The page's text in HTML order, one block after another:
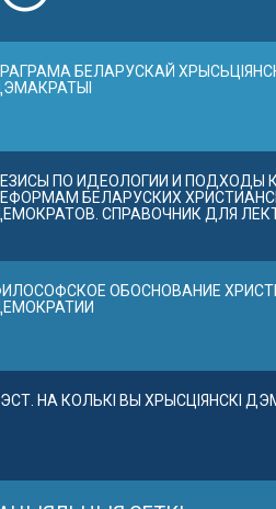
БЕЛАРУСКАЙ
ПО ИДЕОЛОГИИ И ПОДХОДЫ К
БЕЛАРУСКИХ
СПРАВОЧНИК ДЛЯ
ОБОСНОВАНИЕ
НА КОЛЬКІ ВЫ ХРЫСЦІЯНСКІ